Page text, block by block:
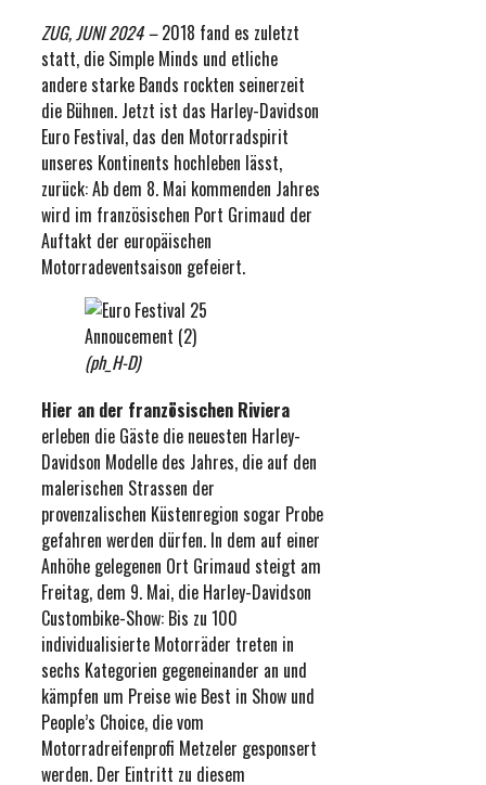
ZUG, JUNI 2024 –2018 fand es zuletzt
statt, die Simple Minds und etliche
andere starke Bands rockten seinerzeit
die Bühnen. Jetzt ist das Harley-Davidson
Euro Festival, das den Motorradspirit
unseres Kontinents hochleben lässt,
zurück: Ab dem 8. Mai kommenden Jahres
wird im französischen Port Grimaud der
Auftakt der europäischen
Motorradeventsaison gefeiert.
(ph_H-D)
Hier an der französischen Riviera
erleben die Gäste die neuesten Harley-
Davidson Modelle des Jahres, die auf den
malerischen Strassen der
provenzalischen Küstenregion sogar Probe
gefahren werden dürfen. In dem auf einer
Anhöhe gelegenen Ort Grimaud steigt am
Freitag, dem 9. Mai, die Harley-Davidson
Custombike-Show: Bis zu 100
individualisierte Motorräder treten in
sechs Kategorien gegeneinander an und
kämpfen um Preise wie Best in Show und
People’s Choice, die vom
Motorradreifenprofi Metzeler gesponsert
werden. Der Eintritt zu diesem